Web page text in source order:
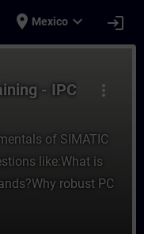
place Mexico expand_more login
more_vert
- IPC
of SIMATIC
like:What is
robust PC